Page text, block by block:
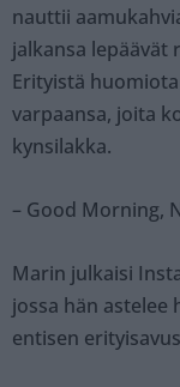
nauttii
jalkansa lepäävät
Erityistä
varpaansa, joita
kynsilakka.
– Good Morning,
Marin julkaisi
jossa hän astelee
entisen